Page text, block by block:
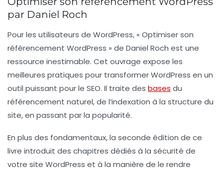
par Daniel Roch
Pour les utilisateurs de WordPress, « Optimiser son
référencement WordPress » de Daniel Roch est une
ressource inestimable. Cet ouvrage expose les
meilleures pratiques pour transformer WordPress en un
outil puissant pour le SEO. Il traite des bases du
référencement naturel, de l’indexation à la structure du
site, en passant par la popularité.
En plus des fondamentaux, la seconde édition de ce
livre introduit des chapitres dédiés à la sécurité de
votre site WordPress et à la manière de le rendre